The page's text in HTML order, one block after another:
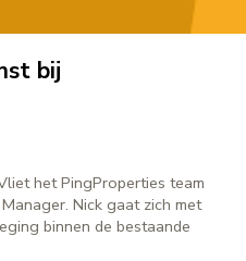
bij
het PingProperties team
Nick gaat zich met
binnen de bestaande